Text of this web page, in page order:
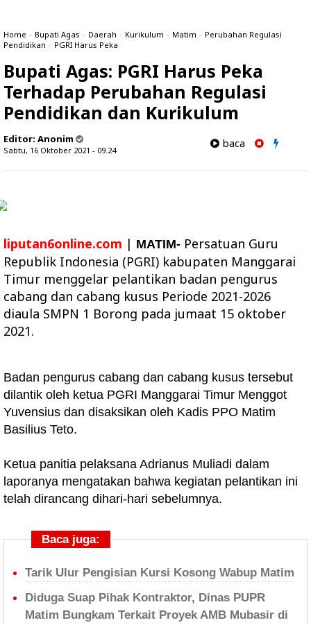
Home » Bupati Agas » Daerah » Kurikulum » Matim » Perubahan Regulasi
Pendidikan » PGRI Harus Peka
Bupati Agas: PGRI Harus Peka
Terhadap Perubahan Regulasi
Pendidikan dan Kurikulum
Editor: Anonim
Sabtu, 16 Oktober 2021 - 09.24
baca
liputan6online.com | MATIM- Persatuan Guru
Republik Indonesia (PGRI) kabupaten Manggarai
Timur menggelar pelantikan badan pengurus
cabang dan cabang kusus Periode 2021-2026
diaula SMPN 1 Borong pada jumaat 15 oktober
2021.
Badan pengurus cabang dan cabang kusus tersebut
dilantik oleh ketua PGRI Manggarai Timur Menggot
Yuvensius dan disaksikan oleh Kadis PPO Matim
Basilius Teto.
Ketua panitia pelaksana Adrianus Muliadi dalam
laporanya mengatakan bahwa kegiatan pelantikan ini
telah dirancang dihari-hari sebelumnya.
Baca juga:
Tarik Ulur Pengisian Kursi Kosong Wabup Matim
Diduga Suap Pihak Kontraktor, Dinas PUPR
Matim Bungkam Terkait Proyek AMB Mubasir di